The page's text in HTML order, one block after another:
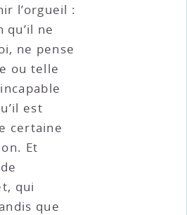
l’orgueil :
ne
ne pense
ou telle
est
certaine
Et
qui
que